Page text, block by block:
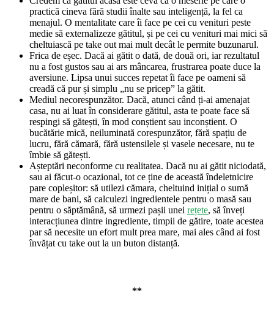
practică cineva fără studii înalte sau inteligență, la fel ca
menajul. O mentalitate care îi face pe cei cu venituri peste
medie să externalizeze gătitul, și pe cei cu venituri mai mici să
cheltuiască pe take out mai mult decât le permite buzunarul.
Frica de eșec. Dacă ai gătit o dată, de două ori, iar rezultatul
nu a fost gustos sau ai ars mâncarea, frustrarea poate duce la
aversiune. Lipsa unui succes repetat îi face pe oameni să
creadă că pur și simplu „nu se pricep” la gătit.
Mediul necorespunzător. Dacă, atunci când ți-ai amenajat
casa, nu ai luat în considerare gătitul, asta te poate face să
respingi să gătești, în mod conștient sau inconștient. O
bucătărie mică, neiluminată corespunzător, fără spațiu de
lucru, fără cămară, fără ustensilele și vasele necesare, nu te
îmbie să gătești.
Așteptări neconforme cu realitatea. Dacă nu ai gătit niciodată,
sau ai făcut-o ocazional, tot ce ține de această îndeletnicire
pare copleșitor: să utilezi cămara, cheltuind inițial o sumă
mare de bani, să calculezi ingredientele pentru o masă sau
pentru o săptămână, să urmezi pașii unei rețete, să înveți
interacțiunea dintre ingrediente, timpii de gătire, toate acestea
par să necesite un efort mult prea mare, mai ales când ai fost
învățat cu take out la un buton distanță.
**